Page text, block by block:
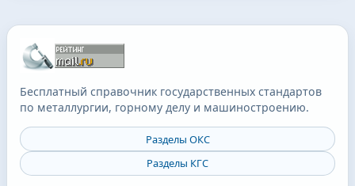
Бесплатный справочник государственных стандартов
по металлургии, горному делу и машиностроению.
Разделы ОКС
Разделы КГС